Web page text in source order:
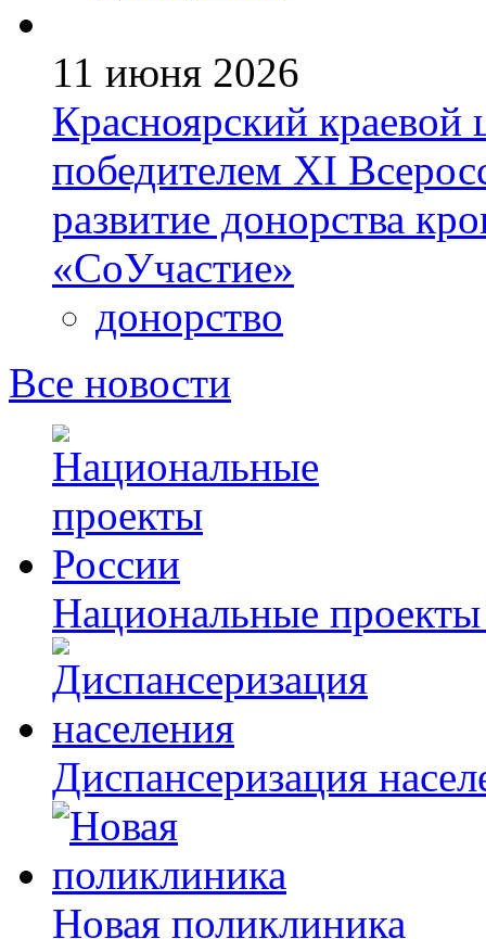
11 июня 2026
Красноярский
победителем ХI
развитие донорства
«СоУчастие»
донорство
Все новости
Национальные
Диспансеризация
Новая поликлиника